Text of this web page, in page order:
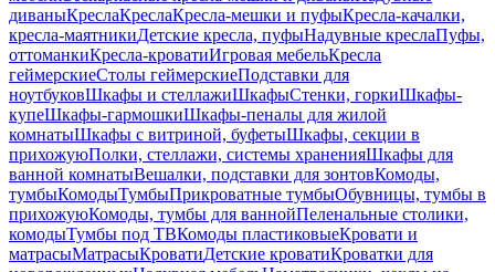
диваныКреслаКреслаКресла-мешки и пуфыКресла-качалки,
кресла-маятникиДетские кресла, пуфыНадувные креслаПуфы,
оттоманкиКресла-кроватиИгровая мебельКресла
геймерскиеСтолы геймерскиеПодставки для
ноутбуковШкафы и стеллажиШкафыСтенки, горкиШкафы-
купеШкафы-гармошкиШкафы-пеналы для жилой
комнатыШкафы с витриной, буфетыШкафы, секции в
прихожуюПолки, стеллажи, системы храненияШкафы для
ванной комнатыВешалки, подставки для зонтовКомоды,
тумбыКомодыТумбыПрикроватные тумбыОбувницы, тумбы в
прихожуюКомоды, тумбы для ваннойПеленальные столики,
комодыТумбы под ТВКомоды пластиковыеКровати и
матрасыМатрасыКроватиДетские кроватиКроватки для